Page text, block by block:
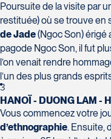
Poursuite de la visite par
restituée) où se trouve en
de Jade(Ngoc Son) érigé
pagode Ngoc Son, il fut
l’on venait rendre
l’un des plus grands
3
HANOÏ - DUONG LAM -
Vous commencez votre
d’ethnographie. Ensuite,
Voyages Action
230 Boulevard Sir-
Beloeil
J3G 4G7
Tél :450-464-0363 / 1-
Voyages CAA Place de
2600 Boulevard Laurier
Cité
Québec
G1V 4T3
Tél :
418-653-9200 / 1-